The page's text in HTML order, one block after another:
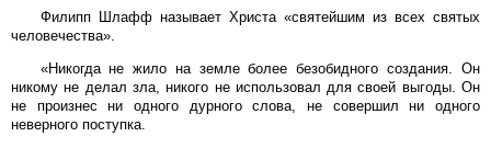
Филипп Шлафф называет Христа «святейшим из всех святых
человечества».
«Никогда не жило на земле более безобидного создания. Он
никому не делал зла, никого не использовал для своей выгоды. Он
не произнес ни одного дурного слова, не совершил ни одного
неверного поступка.